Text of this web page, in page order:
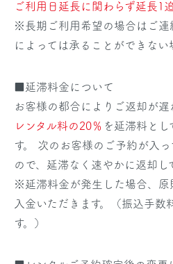
ご利用日延長に関わらず延長1
※長期ご利用希望の場合はご連
によっては承ることができない
■延滞料金について
お客様の都合によりご返却が遅
レンタル料の20％ を延滞料とし
す。 次のお客様のご予約が入
ので、延滞なく速やかに返却し
※延滞料金が発生した場合、原
入金いただきます。（振込手数
す。）